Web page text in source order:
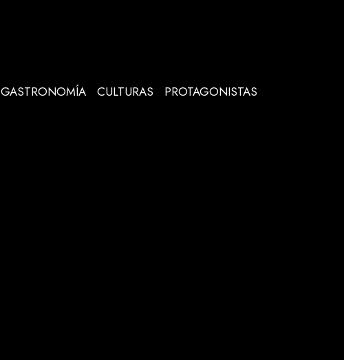
GASTRONOMÍA CULTURAS PROTAGONISTAS